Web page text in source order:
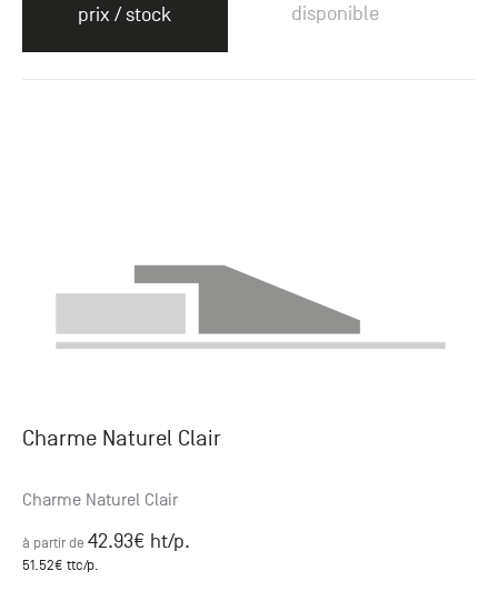
prix / stock
disponible
Charme Naturel Clair
Charme Naturel Clair
à partir de 42.93€ ht/p.
51.52€ ttc/p.